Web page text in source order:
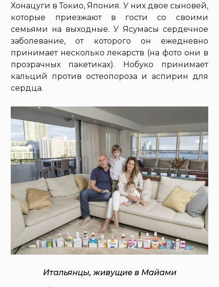
Хонацуги в Токио, Япония. У них двое сыновей,
которые приезжают в гости со своими
семьями на выходные. У Ясумасы сердечное
заболевание, от которого он ежедневно
принимает несколько лекарств (на фото они в
прозрачных пакетиках). Нобуко принимает
кальций против остеопороза и аспирин для
сердца.
Итальянцы, живущие в Майами